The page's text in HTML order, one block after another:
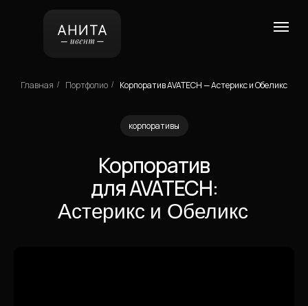
Главная / Портфолио / Корпоратив AVATECH — Астерикс и Обеликс
Корпоратив
для AVATECH:
Астерикс и Обеликс
корпоративы